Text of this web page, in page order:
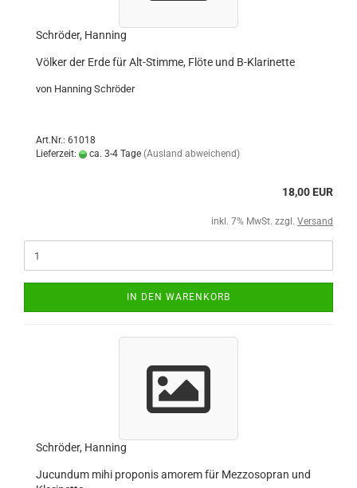
Schröder, Hanning
Völker der Erde für Alt-Stimme, Flöte und B-Klarinette
von Hanning Schröder
Art.Nr.: 61018
Lieferzeit:
ca. 3-4 Tage (Ausland abweichend)
18,00 EUR
inkl. 7% MwSt. zzgl. Versand
IN DEN WARENKORB
Schröder, Hanning
Jucundum mihi proponis amorem für Mezzosopran und